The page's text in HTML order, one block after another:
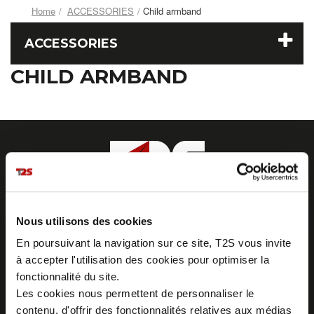
Nous utilisons des cookies
En poursuivant la navigation sur ce site, T2S vous invite
à accepter l'utilisation des cookies pour optimiser la
fonctionnalité du site.
Les cookies nous permettent de personnaliser le
contenu, d'offrir des fonctionnalités relatives aux médias
Home ACCESSORIES Child armband
ACCESSORIES
CHILD ARMBAND
42290 SORBIERS - France
Tél. : + 33 4 77 53 05 05
Contactez-nous !
Plan d'accès